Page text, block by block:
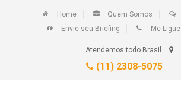
Home Quem Somos
Envie seu Briefing
Me Ligue
Atendemos todo Brasil
(11) 2308-5075